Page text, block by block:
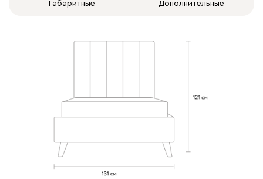
Габаритные Дополнительные